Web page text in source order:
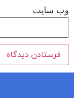
وب‌ سایت